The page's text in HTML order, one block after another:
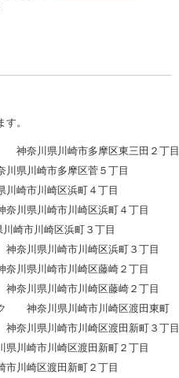
。
神奈川県川崎市多摩区東三田２丁目
県川崎市多摩区菅５丁目
崎市川崎区浜町４丁目
川県川崎市川崎区浜町４丁目
崎市川崎区浜町３丁目
奈川県川崎市川崎区浜町３丁目
川県川崎市川崎区藤崎２丁目
奈川県川崎市川崎区藤崎２丁目
神奈川県川崎市川崎区渡田東町
奈川県川崎市川崎区渡田新町３丁目
川崎市川崎区渡田新町２丁目
川崎区渡田新町２丁目